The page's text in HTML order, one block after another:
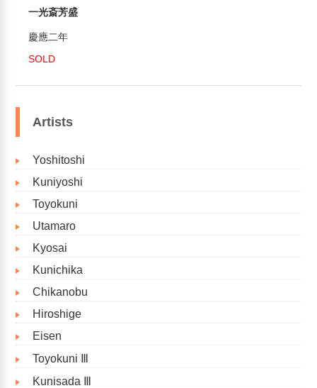
一光斎芳盛
慶應二年
SOLD
Artists
Yoshitoshi
Kuniyoshi
Toyokuni
Utamaro
Kyosai
Kunichika
Chikanobu
Hiroshige
Eisen
Toyokuni Ⅲ
Kunisada Ⅲ